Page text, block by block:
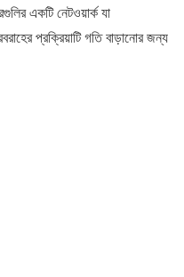
একটি নেটওয়ার্ক যা
প্রক্রিয়াটি গতি বাড়ানোর জন্য